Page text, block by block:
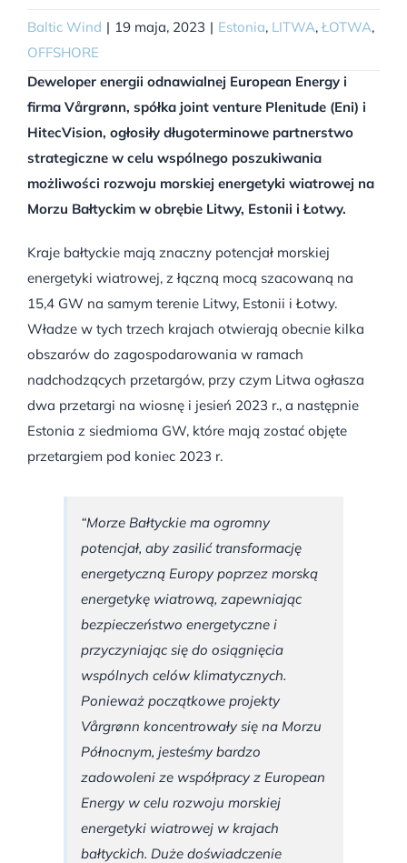
Baltic Wind | 19 maja, 2023 | Estonia, LITWA, ŁOTWA,
OFFSHORE
Deweloper energii odnawialnej European Energy i
firma Vårgrønn, spółka joint venture Plenitude (Eni) i
HitecVision, ogłosiły długoterminowe partnerstwo
strategiczne w celu wspólnego poszukiwania
możliwości rozwoju morskiej energetyki wiatrowej na
Morzu Bałtyckim w obrębie Litwy, Estonii i Łotwy.
Kraje bałtyckie mają znaczny potencjał morskiej
energetyki wiatrowej, z łączną mocą szacowaną na
15,4 GW na samym terenie Litwy, Estonii i Łotwy.
Władze w tych trzech krajach otwierają obecnie kilka
obszarów do zagospodarowania w ramach
nadchodzących przetargów, przy czym Litwa ogłasza
dwa przetargi na wiosnę i jesień 2023 r., a następnie
Estonia z siedmioma GW, które mają zostać objęte
przetargiem pod koniec 2023 r.
“Morze Bałtyckie ma ogromny
potencjał, aby zasilić transformację
energetyczną Europy poprzez morską
energetykę wiatrową, zapewniając
bezpieczeństwo energetyczne i
przyczyniając się do osiągnięcia
wspólnych celów klimatycznych.
Ponieważ początkowe projekty
Vårgrønn koncentrowały się na Morzu
Północnym, jesteśmy bardzo
zadowoleni ze współpracy z European
Energy w celu rozwoju morskiej
energetyki wiatrowej w krajach
bałtyckich. Duże doświadczenie